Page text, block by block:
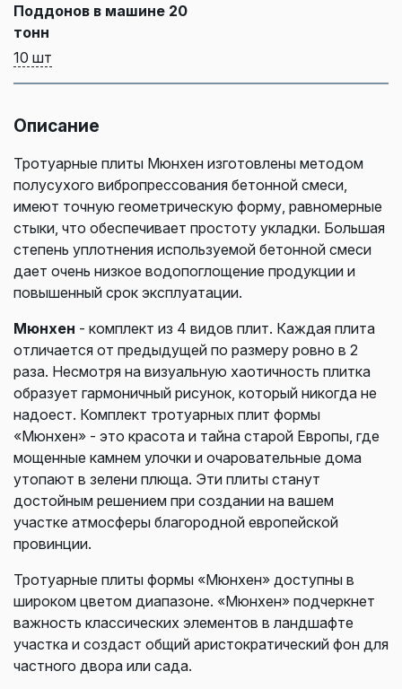
Поддонов в машине 20
тонн
10 шт
Описание
Тротуарные плиты Мюнхен изготовлены методом
полусухого вибропрессования бетонной смеси,
имеют точную геометрическую форму, равномерные
стыки, что обеспечивает простоту укладки. Большая
степень уплотнения используемой бетонной смеси
дает очень низкое водопоглощение продукции и
повышенный срок эксплуатации.
Мюнхен - комплект из 4 видов плит. Каждая плита
отличается от предыдущей по размеру ровно в 2
раза. Несмотря на визуальную хаотичность плитка
образует гармоничный рисунок, который никогда не
надоест. Комплект тротуарных плит формы
«Мюнхен» - это красота и тайна старой Европы, где
мощенные камнем улочки и очаровательные дома
утопают в зелени плюща. Эти плиты станут
достойным решением при создании на вашем
участке атмосферы благородной европейской
провинции.
Тротуарные плиты формы «Мюнхен» доступны в
широком цветом диапазоне. «Мюнхен» подчеркнет
важность классических элементов в ландшафте
участка и создаст общий аристократический фон для
частного двора или сада.